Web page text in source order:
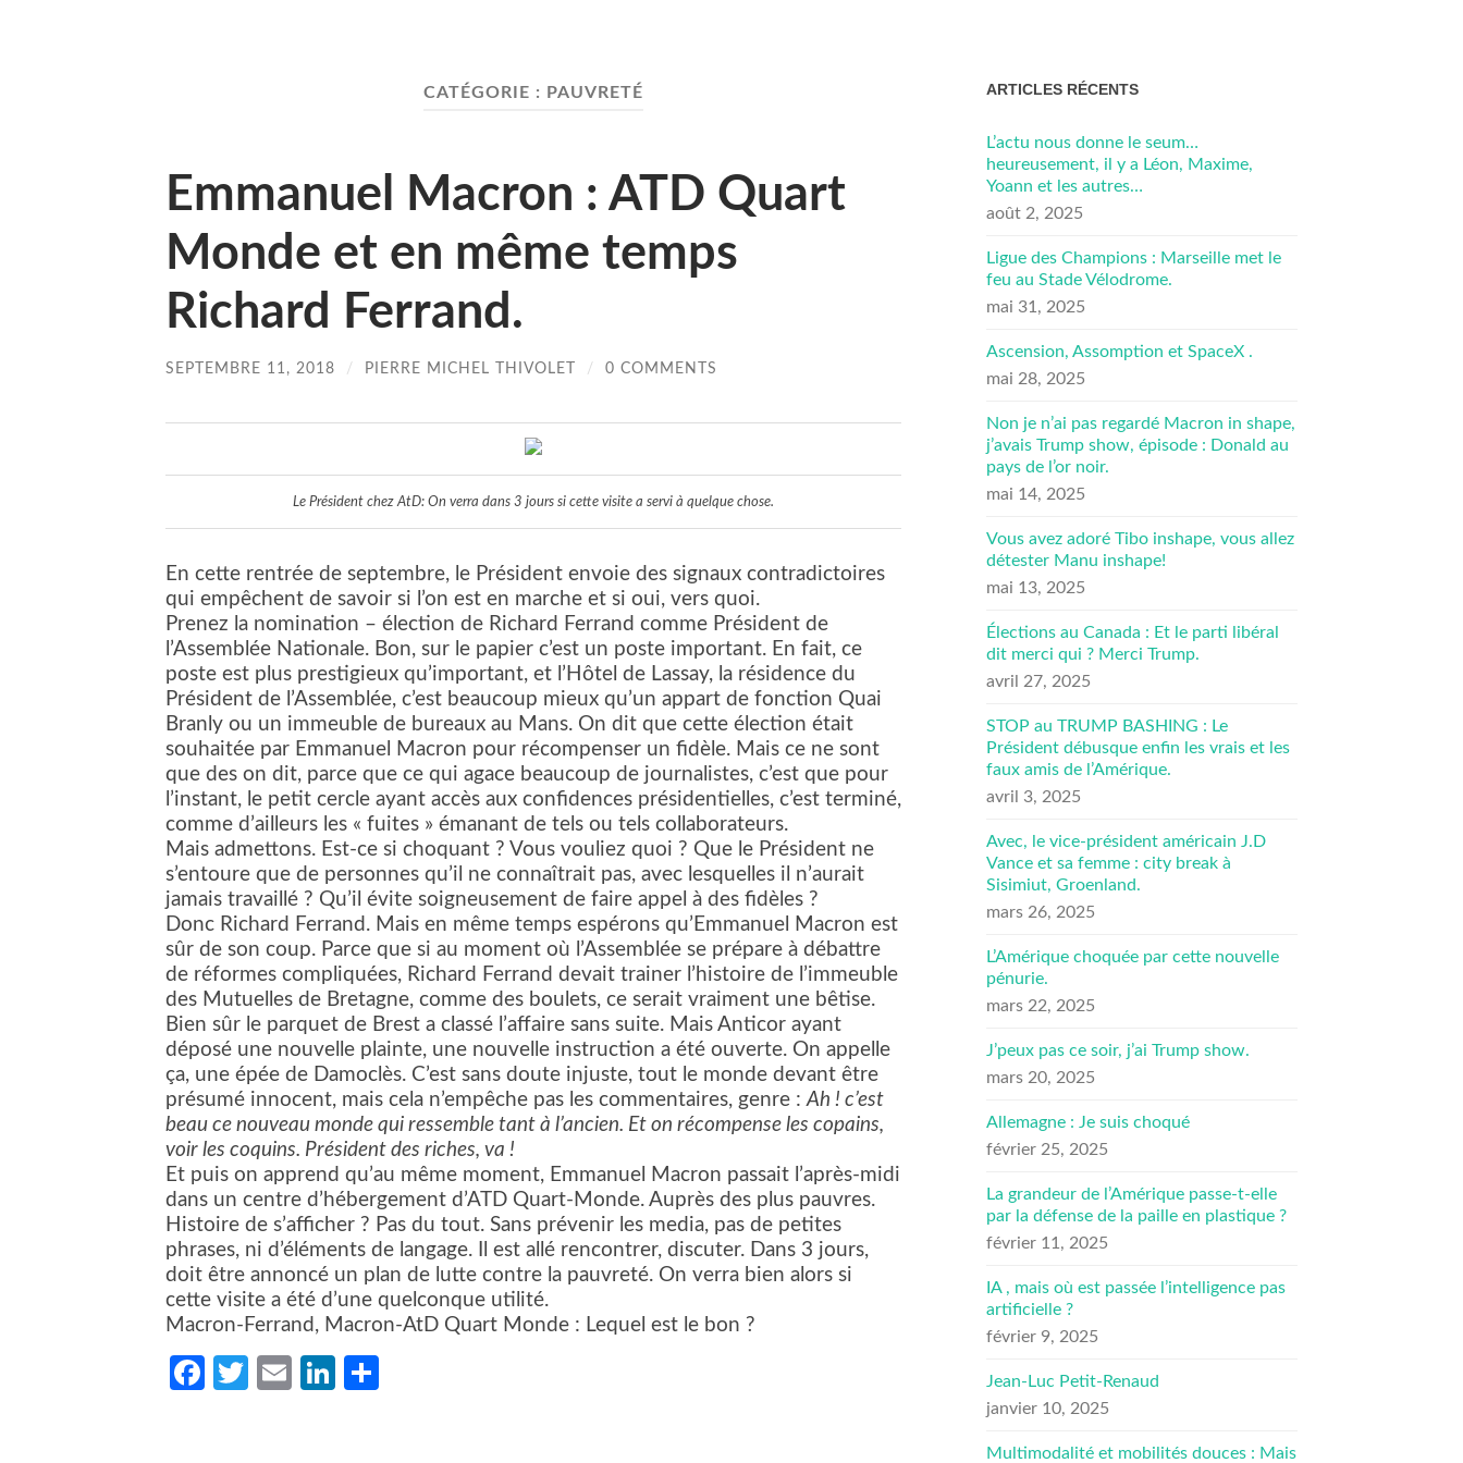
CATÉGORIE : PAUVRETÉ
Emmanuel Macron : ATD Quart
Monde et en même temps
Richard Ferrand.
SEPTEMBRE 11, 2018 / PIERRE MICHEL THIVOLET / 0 COMMENTS
Le Président chez AtD: On verra dans 3 jours si cette visite a servi à quelque chose.
En cette rentrée de septembre, le Président envoie des signaux contradictoires
qui empêchent de savoir si l’on est en marche et si oui, vers quoi.
Prenez la nomination – élection de Richard Ferrand comme Président de
l’Assemblée Nationale. Bon, sur le papier c’est un poste important. En fait, ce
poste est plus prestigieux qu’important, et l’Hôtel de Lassay, la résidence du
Président de l’Assemblée, c’est beaucoup mieux qu’un appart de fonction Quai
Branly ou un immeuble de bureaux au Mans. On dit que cette élection était
souhaitée par Emmanuel Macron pour récompenser un fidèle. Mais ce ne sont
que des on dit, parce que ce qui agace beaucoup de journalistes, c’est que pour
l’instant, le petit cercle ayant accès aux confidences présidentielles, c’est terminé,
comme d’ailleurs les « fuites » émanant de tels ou tels collaborateurs.
Mais admettons. Est-ce si choquant ? Vous vouliez quoi ? Que le Président ne
s’entoure que de personnes qu’il ne connaîtrait pas, avec lesquelles il n’aurait
jamais travaillé ? Qu’il évite soigneusement de faire appel à des fidèles ?
Donc Richard Ferrand. Mais en même temps espérons qu’Emmanuel Macron est
sûr de son coup. Parce que si au moment où l’Assemblée se prépare à débattre
de réformes compliquées, Richard Ferrand devait trainer l’histoire de l’immeuble
des Mutuelles de Bretagne, comme des boulets, ce serait vraiment une bêtise.
Bien sûr le parquet de Brest a classé l’affaire sans suite. Mais Anticor ayant
déposé une nouvelle plainte, une nouvelle instruction a été ouverte. On appelle
ça, une épée de Damoclès. C’est sans doute injuste, tout le monde devant être
présumé innocent, mais cela n’empêche pas les commentaires, genre :Ah ! c’est
beau ce nouveau monde qui ressemble tant à l’ancien. Et on récompense les copains,
voir les coquins. Président des riches, va !
Et puis on apprend qu’au même moment, Emmanuel Macron passait l’après-midi
dans un centre d’hébergement d’ATD Quart-Monde. Auprès des plus pauvres.
Histoire de s’afficher ? Pas du tout. Sans prévenir les media, pas de petites
phrases, ni d’éléments de langage. Il est allé rencontrer, discuter. Dans 3 jours,
doit être annoncé un plan de lutte contre la pauvreté. On verra bien alors si
cette visite a été d’une quelconque utilité.
Macron-Ferrand, Macron-AtD Quart Monde : Lequel est le bon ?
Facebook
Twitter
EmailLinkedIn
ARTICLES RÉCENTS
L’actu nous donne le seum…
heureusement, il y a Léon, Maxime,
Yoann et les autres…
août 2, 2025
Ligue des Champions : Marseille met le
feu au Stade Vélodrome.
mai 31, 2025
Ascension, Assomption et SpaceX .
mai 28, 2025
Non je n’ai pas regardé Macron in shape,
j’avais Trump show, épisode : Donald au
pays de l’or noir.
mai 14, 2025
Vous avez adoré Tibo inshape, vous allez
détester Manu inshape!
mai 13, 2025
Élections au Canada : Et le parti libéral
dit merci qui ? Merci Trump.
avril 27, 2025
STOP au TRUMP BASHING : Le
Président débusque enfin les vrais et les
faux amis de l’Amérique.
avril 3, 2025
Avec, le vice-président américain J.D
Vance et sa femme : city break à
Sisimiut, Groenland.
mars 26, 2025
L’Amérique choquée par cette nouvelle
pénurie.
mars 22, 2025
J’peux pas ce soir, j’ai Trump show.
mars 20, 2025
Allemagne : Je suis choqué
février 25, 2025
La grandeur de l’Amérique passe-t-elle
par la défense de la paille en plastique ?
février 11, 2025
IA , mais où est passée l’intelligence pas
artificielle ?
février 9, 2025
Jean-Luc Petit-Renaud
janvier 10, 2025
Multimodalité et mobilités douces : Mais